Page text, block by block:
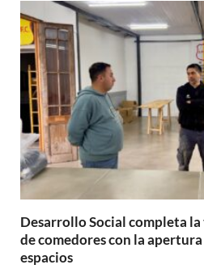
p
p
o
Desarrollo Social completa
de comedores con la
espacios